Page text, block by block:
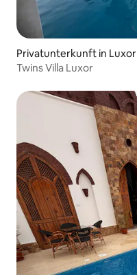
Privatunterkunft in Luxor
Twins Villa Luxor